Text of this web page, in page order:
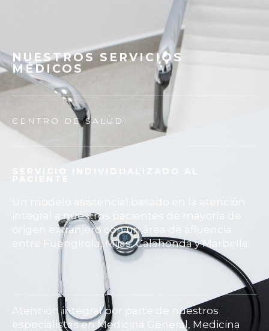
NUESTROS SERVICIOS
MÉDICOS
CENTRO DE SALUD
SERVICIO INDIVIDUALIZADO AL
PACIENTE
Un modelo asistencial basado en la atención
integral a nuestros pacientes de mayoría de
origen extranjero con un área de afluencia
entre Fuengirola, Mijas, Calahonda y Marbella.
Atención integral por parte de nuestros
especialistas en Medicina General, Medicina